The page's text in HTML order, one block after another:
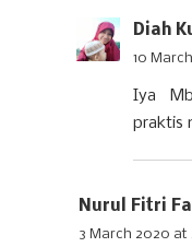
Diah
10
Iya
praktis
Nurul Fitri
3 March 2020 at